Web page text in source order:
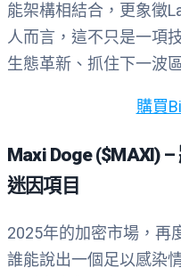
能架構相結合，更象徵
人而言，這不只是一項
生態革新、抓住下一波
購買
Maxi Doge ($MAXI)
迷因項目
2025年的加密市場，再
誰能說出一個足以感染